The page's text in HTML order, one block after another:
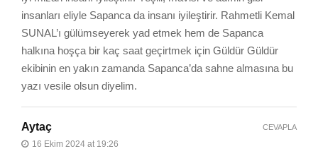
insanları eliyle Sapanca da insanı iyileştirir. Rahmetli Kemal
SUNAL’ı gülümseyerek yad etmek hem de Sapanca
halkına hoşça bir kaç saat geçirtmek için Güldür Güldür
ekibinin en yakın zamanda Sapanca’da sahne almasına bu
yazı vesile olsun diyelim.
Aytaç
16 Ekim 2024 at 19:26
CEVAPLA